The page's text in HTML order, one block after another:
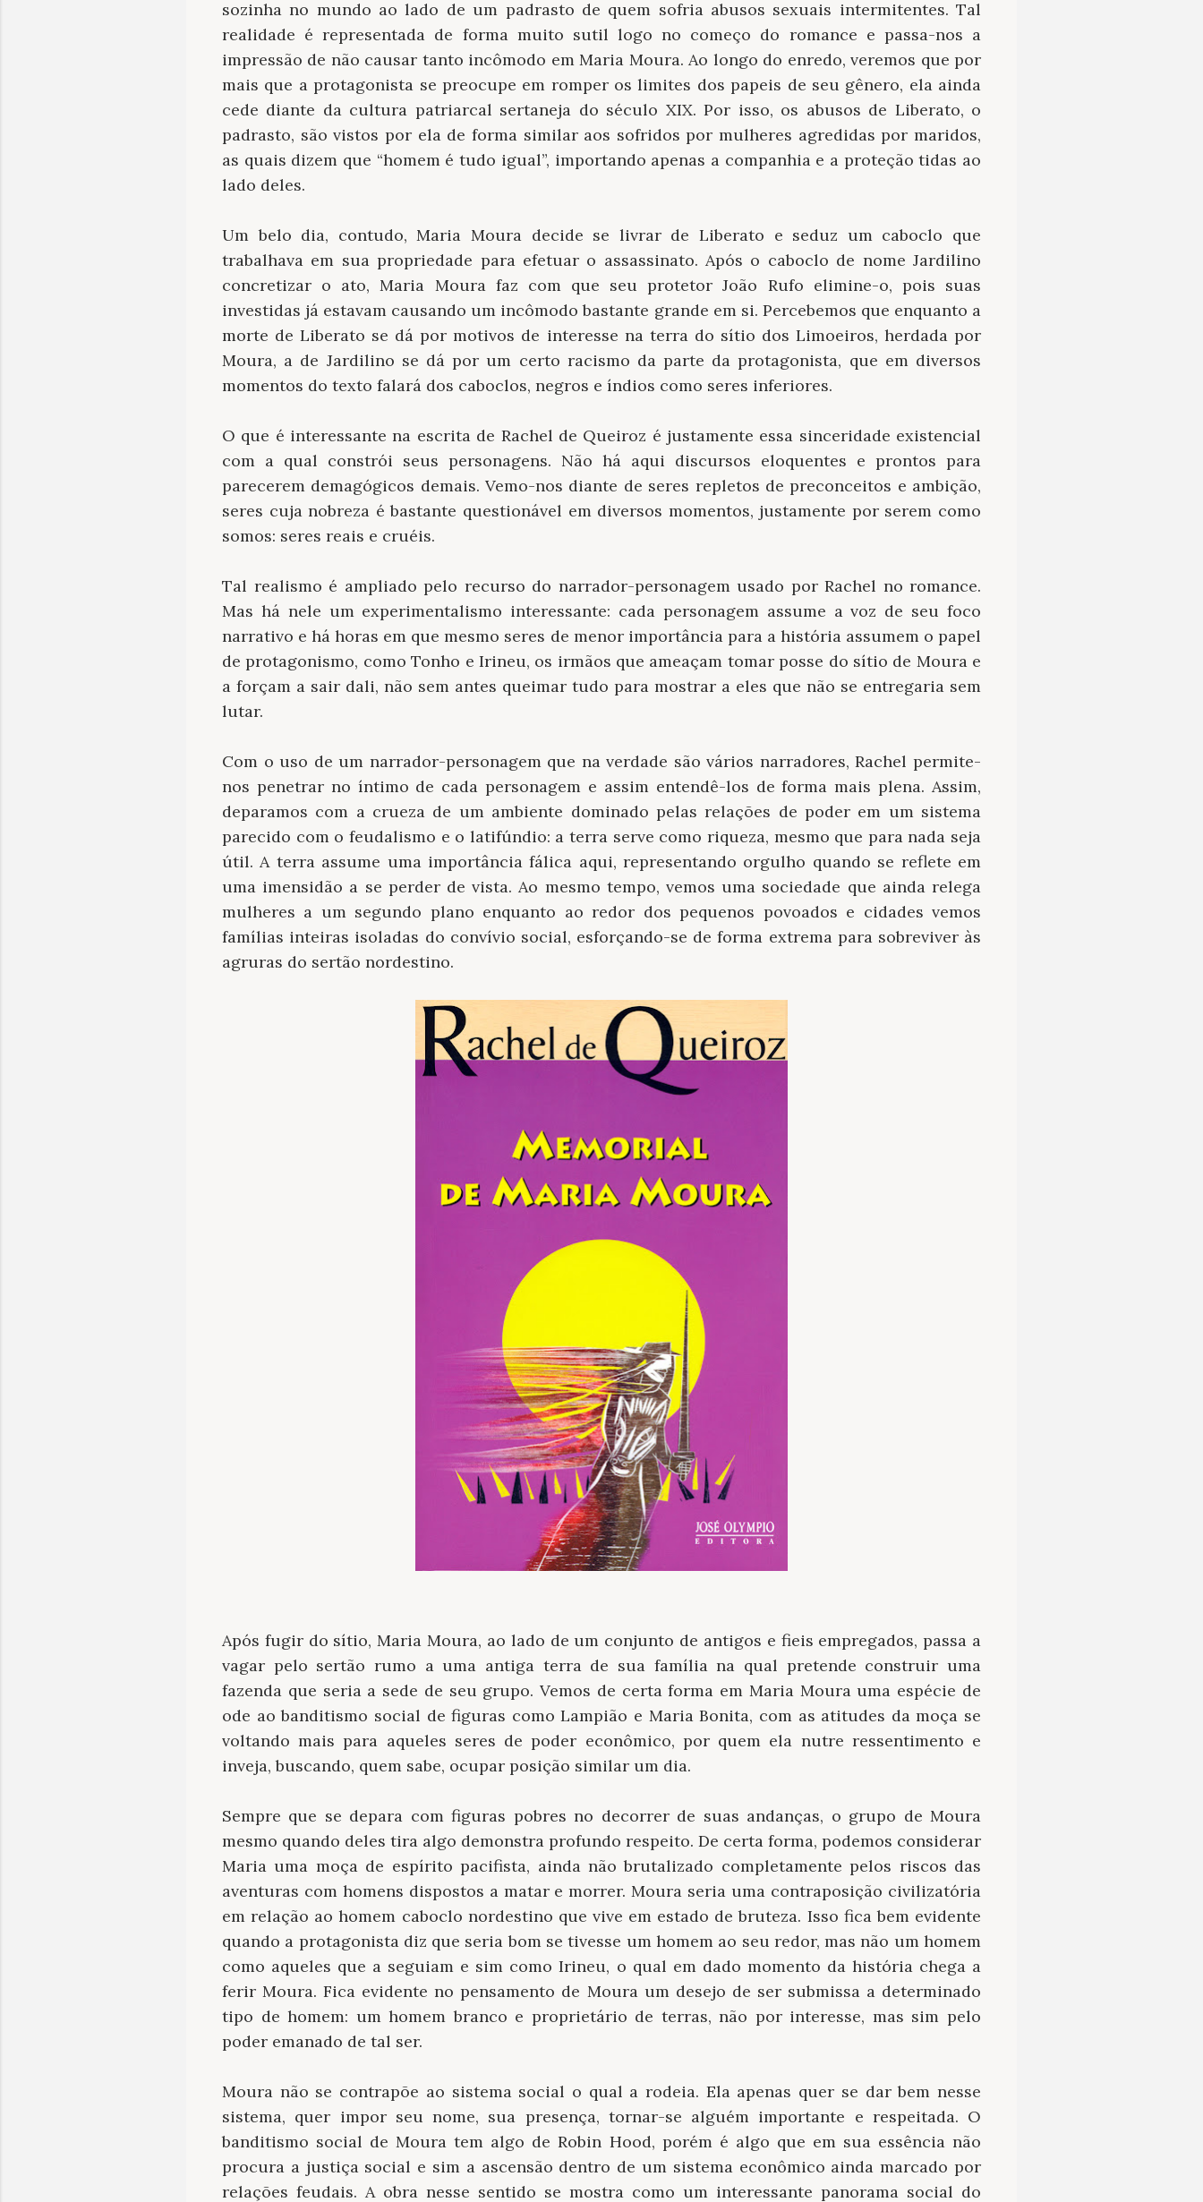
sozinha no mundo ao lado de um padrasto de quem sofria abusos sexuais intermitentes. Tal
realidade é representada de forma muito sutil logo no começo do romance e passa-nos a
impressão de não causar tanto incômodo em Maria Moura. Ao longo do enredo, veremos que por
mais que a protagonista se preocupe em romper os limites dos papeis de seu gênero, ela ainda
cede diante da cultura patriarcal sertaneja do século XIX. Por isso, os abusos de Liberato, o
padrasto, são vistos por ela de forma similar aos sofridos por mulheres agredidas por maridos,
as quais dizem que “homem é tudo igual”, importando apenas a companhia e a proteção tidas ao
lado deles.
Um belo dia, contudo, Maria Moura decide se livrar de Liberato e seduz um caboclo que
trabalhava em sua propriedade para efetuar o assassinato. Após o caboclo de nome Jardilino
concretizar o ato, Maria Moura faz com que seu protetor João Rufo elimine-o, pois suas
investidas já estavam causando um incômodo bastante grande em si. Percebemos que enquanto a
morte de Liberato se dá por motivos de interesse na terra do sítio dos Limoeiros, herdada por
Moura, a de Jardilino se dá por um certo racismo da parte da protagonista, que em diversos
momentos do texto falará dos caboclos, negros e índios como seres inferiores.
O que é interessante na escrita de Rachel de Queiroz é justamente essa sinceridade existencial
com a qual constrói seus personagens. Não há aqui discursos eloquentes e prontos para
parecerem demagógicos demais. Vemo-nos diante de seres repletos de preconceitos e ambição,
seres cuja nobreza é bastante questionável em diversos momentos, justamente por serem como
somos: seres reais e cruéis.
Tal realismo é ampliado pelo recurso do narrador-personagem usado por Rachel no romance.
Mas há nele um experimentalismo interessante: cada personagem assume a voz de seu foco
narrativo e há horas em que mesmo seres de menor importância para a história assumem o papel
de protagonismo, como Tonho e Irineu, os irmãos que ameaçam tomar posse do sítio de Moura e
a forçam a sair dali, não sem antes queimar tudo para mostrar a eles que não se entregaria sem
lutar.
Com o uso de um narrador-personagem que na verdade são vários narradores, Rachel permite-
nos penetrar no íntimo de cada personagem e assim entendê-los de forma mais plena. Assim,
deparamos com a crueza de um ambiente dominado pelas relações de poder em um sistema
parecido com o feudalismo e o latifúndio: a terra serve como riqueza, mesmo que para nada seja
útil. A terra assume uma importância fálica aqui, representando orgulho quando se reflete em
uma imensidão a se perder de vista. Ao mesmo tempo, vemos uma sociedade que ainda relega
mulheres a um segundo plano enquanto ao redor dos pequenos povoados e cidades vemos
famílias inteiras isoladas do convívio social, esforçando-se de forma extrema para sobreviver às
agruras do sertão nordestino.
Após fugir do sítio, Maria Moura, ao lado de um conjunto de antigos e fieis empregados, passa a
vagar pelo sertão rumo a uma antiga terra de sua família na qual pretende construir uma
fazenda que seria a sede de seu grupo. Vemos de certa forma em Maria Moura uma espécie de
ode ao banditismo social de figuras como Lampião e Maria Bonita, com as atitudes da moça se
voltando mais para aqueles seres de poder econômico, por quem ela nutre ressentimento e
inveja, buscando, quem sabe, ocupar posição similar um dia.
Sempre que se depara com figuras pobres no decorrer de suas andanças, o grupo de Moura
mesmo quando deles tira algo demonstra profundo respeito. De certa forma, podemos considerar
Maria uma moça de espírito pacifista, ainda não brutalizado completamente pelos riscos das
aventuras com homens dispostos a matar e morrer. Moura seria uma contraposição civilizatória
em relação ao homem caboclo nordestino que vive em estado de bruteza. Isso fica bem evidente
quando a protagonista diz que seria bom se tivesse um homem ao seu redor, mas não um homem
como aqueles que a seguiam e sim como Irineu, o qual em dado momento da história chega a
ferir Moura. Fica evidente no pensamento de Moura um desejo de ser submissa a determinado
tipo de homem: um homem branco e proprietário de terras, não por interesse, mas sim pelo
poder emanado de tal ser.
Moura não se contrapõe ao sistema social o qual a rodeia. Ela apenas quer se dar bem nesse
sistema, quer impor seu nome, sua presença, tornar-se alguém importante e respeitada. O
banditismo social de Moura tem algo de Robin Hood, porém é algo que em sua essência não
procura a justiça social e sim a ascensão dentro de um sistema econômico ainda marcado por
relações feudais. A obra nesse sentido se mostra como um interessante panorama social do